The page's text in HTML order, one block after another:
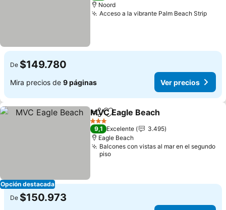
Noord
Acceso a la vibrante Palm Beach Strip
De $149.780
Mira precios de 9 páginas Ver precios
Opción destacada
CompartirAgregar a favoritos
MVC Eagle Beach
3 Estrellas
9,1 Excelente
3.495
Eagle Beach
Balcones con vistas al mar en el segundo
piso
De $150.973